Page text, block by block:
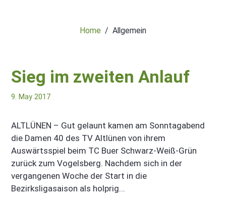
Home Allgemein
Sieg im zweiten Anlauf
9. May 2017
ALTLÜNEN – Gut gelaunt kamen am Sonntagabend
die Damen 40 des TV Altlünen von ihrem
Auswärtsspiel beim TC Buer Schwarz-Weiß-Grün
zurück zum Vogelsberg. Nachdem sich in der
vergangenen Woche der Start in die
Bezirksligasaison als holprig...